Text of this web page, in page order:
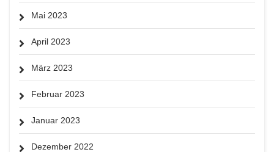
Mai 2023
April 2023
März 2023
Februar 2023
Januar 2023
Dezember 2022